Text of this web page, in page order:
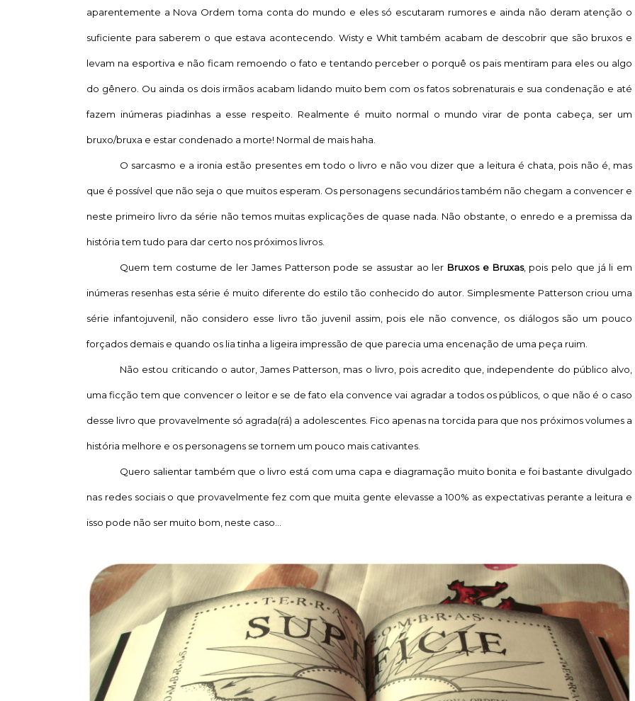
aparentemente a Nova Ordem toma conta do mundo e eles só escutaram rumores e ainda não deram atenção o
suficiente para saberem o que estava acontecendo. Wisty e Whit também acabam de descobrir que são bruxos e
levam na esportiva e não ficam remoendo o fato e tentando perceber o porquê os pais mentiram para eles ou algo
do gênero. Ou ainda os dois irmãos acabam lidando muito bem com os fatos sobrenaturais e sua condenação e até
fazem inúmeras piadinhas a esse respeito. Realmente é muito normal o mundo virar de ponta cabeça, ser um
bruxo/bruxa e estar condenado a morte! Normal de mais haha.
O sarcasmo e a ironia estão presentes em todo o livro e não vou dizer que a leitura é chata, pois não é, mas
que é possível que não seja o que muitos esperam. Os personagens secundários também não chegam a convencer e
neste primeiro livro da série não temos muitas explicações de quase nada. Não obstante, o enredo e a premissa da
história tem tudo para dar certo nos próximos livros.
Quem tem costume de ler James Patterson pode se assustar ao ler Bruxos e Bruxas, pois pelo que já li em
inúmeras resenhas esta série é muito diferente do estilo tão conhecido do autor. Simplesmente Patterson criou uma
série infantojuvenil, não considero esse livro tão juvenil assim, pois ele não convence, os diálogos são um pouco
forçados demais e quando os lia tinha a ligeira impressão de que parecia uma encenação de uma peça ruim.
Não estou criticando o autor, James Patterson, mas o livro, pois acredito que, independente do público alvo,
uma ficção tem que convencer o leitor e se de fato ela convence vai agradar a todos os públicos, o que não é o caso
desse livro que provavelmente só agrada(rá) a adolescentes. Fico apenas na torcida para que nos próximos volumes a
história melhore e os personagens se tornem um pouco mais cativantes.
Quero salientar também que o livro está com uma capa e diagramação muito bonita e foi bastante divulgado
nas redes sociais o que provavelmente fez com que muita gente elevasse a 100% as expectativas perante a leitura e
isso pode não ser muito bom, neste caso...